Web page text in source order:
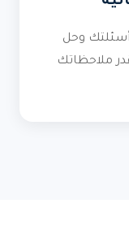
على أسئلتك وحل
ملاحظاتك